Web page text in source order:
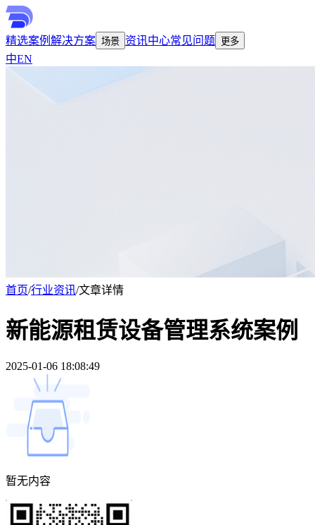
精选案例 解决方案 场景 资讯中心常见问题 更多
中EN
首页/行业资讯/文章详情
新能源租赁设备管理系统案例
2025-01-06 18:08:49
暂无内容